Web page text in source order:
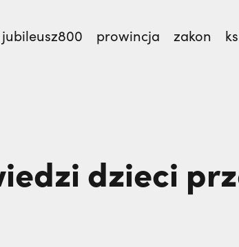
jubileusz800 prowincja zakon
bali się dwóch polskich
dzieci